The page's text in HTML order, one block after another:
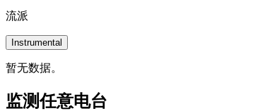
流派
Instrumental
暂无数据。
监测任意电台